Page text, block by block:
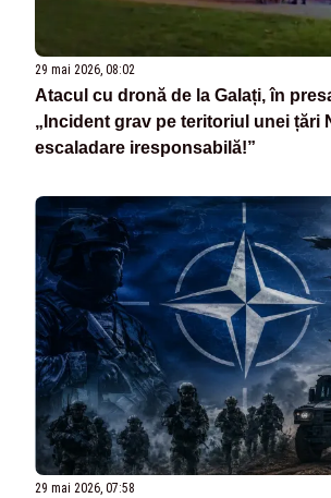
29 mai 2026, 08:02
Atacul cu dronă de la Galați, în
„Incident grav pe teritoriul unei țări
escaladare iresponsabilă!”
29 mai 2026, 07:58